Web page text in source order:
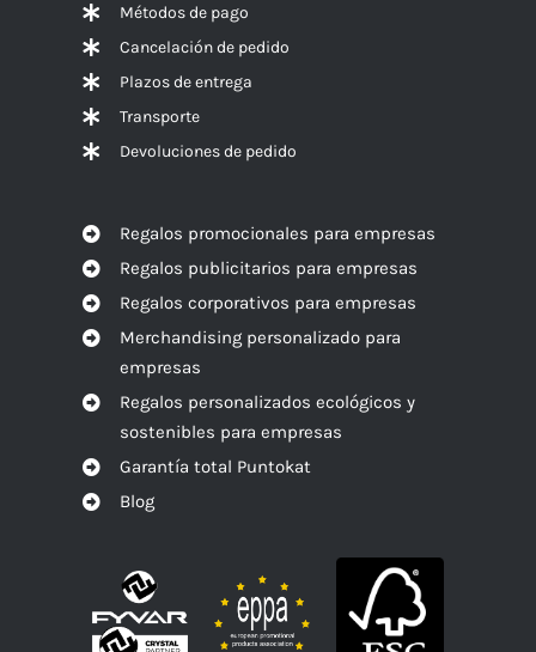
Métodos de pago
Cancelación de pedido
Plazos de entrega
Transporte
Devoluciones de pedido
Regalos promocionales para empresas
Regalos publicitarios para empresas
Regalos corporativos para empresas
Merchandising personalizado para
empresas
Regalos personalizados ecológicos y
sostenibles para empresas
Garantía total Puntokat
Blog